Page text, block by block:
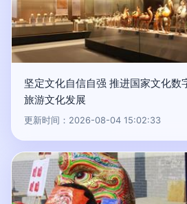
坚定文化自信自强 推进国家文化数
旅游文化发展
更新时间：2026-08-04 15:02:33